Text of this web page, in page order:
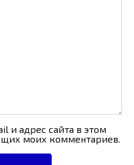
и адрес сайта в этом
моих комментариев.